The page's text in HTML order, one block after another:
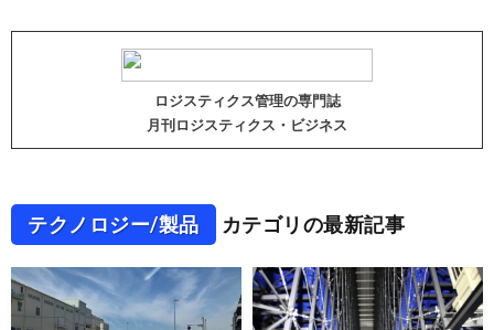
ロジスティクス管理の専門誌
月刊ロジスティクス・ビジネス
テクノロジー/製品 カテゴリの最新記事